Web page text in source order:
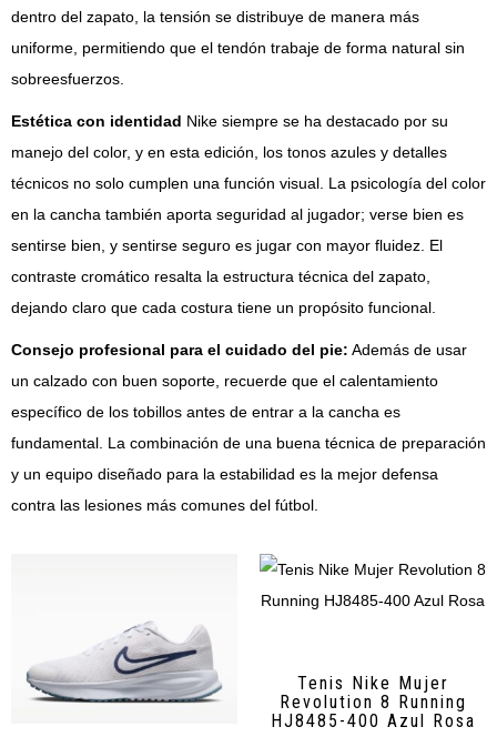
dentro del zapato, la tensión se distribuye de manera más
uniforme, permitiendo que el tendón trabaje de forma natural sin
sobreesfuerzos.
Estética con identidad Nike siempre se ha destacado por su
manejo del color, y en esta edición, los tonos azules y detalles
técnicos no solo cumplen una función visual. La psicología del color
en la cancha también aporta seguridad al jugador; verse bien es
sentirse bien, y sentirse seguro es jugar con mayor fluidez. El
contraste cromático resalta la estructura técnica del zapato,
dejando claro que cada costura tiene un propósito funcional.
Consejo profesional para el cuidado del pie: Además de usar
un calzado con buen soporte, recuerde que el calentamiento
específico de los tobillos antes de entrar a la cancha es
fundamental. La combinación de una buena técnica de preparación
y un equipo diseñado para la estabilidad es la mejor defensa
contra las lesiones más comunes del fútbol.
Tenis Nike Mujer
Revolution 8 Running
HJ8485-400 Azul Rosa